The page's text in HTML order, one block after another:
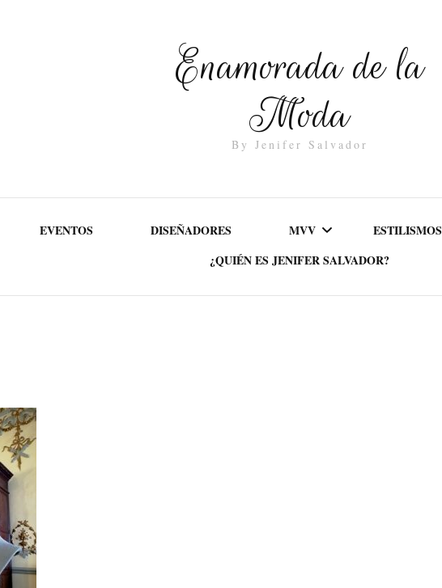
Enamorada de la
Moda
By Jenifer Salvador
EVENTOS DISEÑADORES MVV ESTILISMOS
¿QUIÉN ES JENIFER SALVADOR?